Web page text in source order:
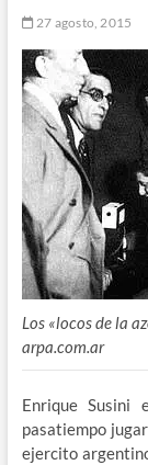
27 agosto, 2015
Los «locos de la
arpa.com.ar
Enrique Susini
pasatiempo
ejercito